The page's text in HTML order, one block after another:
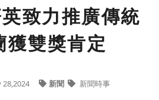
致力推廣傳統
獲雙獎肯定
28,2024 新聞 新聞時事